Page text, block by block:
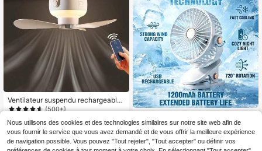
Ventilateur suspendu rechargeable
USB, Mini ventilateur de dortoir, Mo
riangulaire, Assemblage requis
(500+)
17,90€
ng-car
3-en-1 avec veilleuse, ventilateur d
e bureau silencieux, ventilateur de
camping rechargeable USB, 5 régla
ges de vitesse, longue durée de vie
13 ,18€
Nous utilisons des cookies et des technologies similaires sur notre site web afin de
vous fournir le service que vous avez demandé et de vous offrir la meilleure expérience
de navigation possible. Vous pouvez "Tout rejeter", "Tout accepter" ou définir vos